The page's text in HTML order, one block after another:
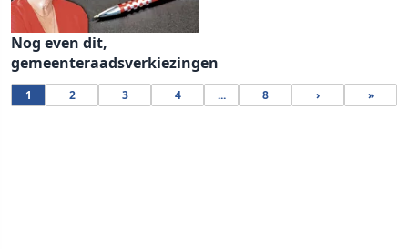
Nog even dit,
gemeenteraadsverkiezingen
1 2 3 4 ... 8 › »